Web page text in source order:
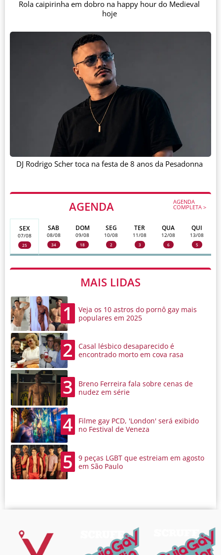
AGENDA AGENDA
COMPLETA >
SEX
07/08
25
SAB
08/08
34
DOM
09/08
18
SEG
10/08
2
TER
11/08
3
QUA
12/08
6
QUI
13/08
5
MAIS LIDAS
1
Veja os 10 astros do pornô gay mais
populares em 2025
2
Casal lésbico desaparecido é
encontrado morto em cova rasa
3
Breno Ferreira fala sobre cenas de
nudez em série
4
Filme gay PCD, 'London' será exibido
no Festival de Veneza
5
9 peças LGBT que estreiam em agosto
em São Paulo
Rola caipirinha em dobro na happy hour do Medieval
hoje
DJ Rodrigo Scher toca na festa de 8 anos da Pesadonna